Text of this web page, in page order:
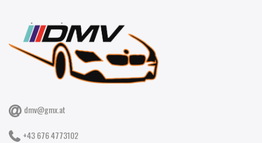
dmv@gmx.at
+43 676 4773102